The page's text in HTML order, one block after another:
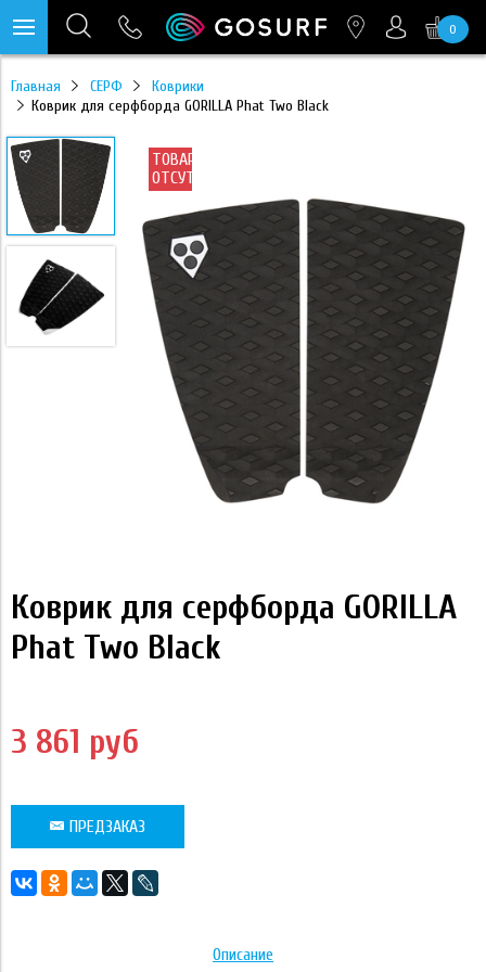
0
Главная СЕРФ
Коврики
Коврик для серфборда GORILLA Phat Two Black
ТОВАР
ОТСУТСТВУЕТ
Коврик для серфборда GORILLA
Phat Two Black
3 861 руб
ПРЕДЗАКАЗ
Описание
https://mc.yandex.ru/pixel/28467905289433451?rnd=%aw_random%